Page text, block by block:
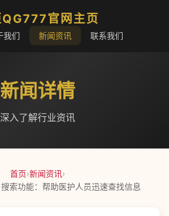
官网主页
我们 新闻资讯 联系我们
新闻详情
深入了解行业资讯
首页›新闻资讯›
索功能：帮助医护人员迅速查找信息